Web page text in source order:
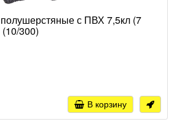
с ПВХ 7,5кл (7
300)
В корзину